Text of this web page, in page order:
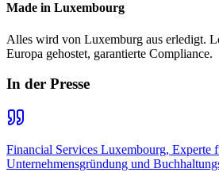
Made in Luxembourg
Alles wird von Luxemburg aus erledigt.
Europa gehostet, garantierte Compliance.
In der Presse
Financial Services Luxembourg, Experte
Unternehmensgründung und